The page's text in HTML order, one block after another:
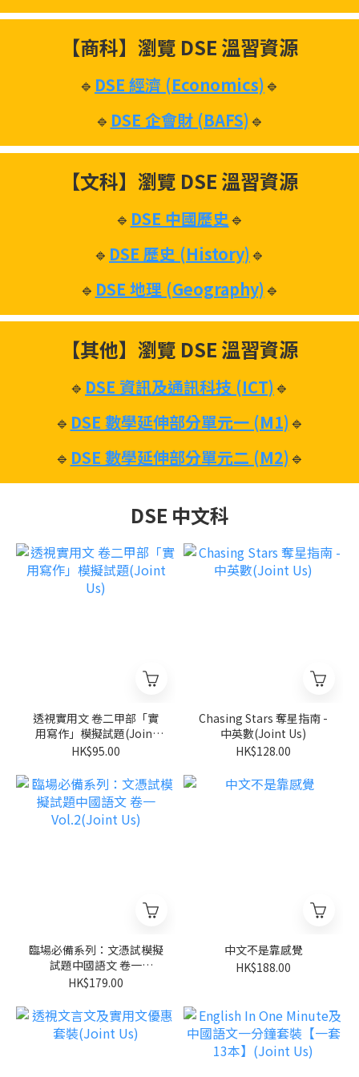
【商科】瀏覽 DSE 溫習資源
🔹 DSE 經濟 (Economics)🔹
🔹 DSE 企會財 (BAFS)🔹
【文科】瀏覽 DSE 溫習資源
🔹 DSE 中國歷史🔹
🔹 DSE 歷史 (History)🔹
🔹 DSE 地理 (Geography)🔹
【其他】瀏覽 DSE 溫習資源
🔹 DSE 資訊及通訊科技 (ICT)🔹
🔹 DSE 數學延伸部分單元一 (M1)🔹
🔹 DSE 數學延伸部分單元二 (M2)🔹
DSE 中文科
透視實用文 卷二甲部「實
用寫作」模擬試題(Joint
Us)
HK$95.00
Chasing Stars 奪星指南 -
中英數(Joint Us)
HK$128.00
臨場必備系列：文憑試模擬
試題中國語文 卷一
Vol.2(Joint Us)
HK$179.00
中文不是靠感覺
HK$188.00